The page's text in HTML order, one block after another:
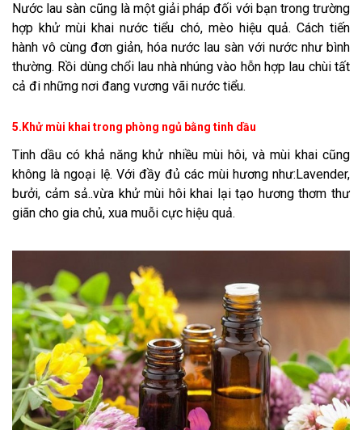
Nước lau sàn cũng là một giải pháp đối với bạn trong trường
hợp khử mùi khai nước tiểu chó, mèo hiệu quả. Cách tiến
hành vô cùng đơn giản, hóa nước lau sàn với nước như bình
thường. Rồi dùng chổi lau nhà nhúng vào hỗn hợp lau chùi tất
cả đi những nơi đang vương vãi nước tiểu.
5.Khử mùi khai trong phòng ngủ bằng tinh dầu
Tinh dầu có khả năng khử nhiều mùi hôi, và mùi khai cũng
không là ngoại lệ. Với đầy đủ các mùi hương như:Lavender,
bưởi, cảm sả..vừa khử mùi hôi khai lại tạo hương thơm thư
giãn cho gia chủ, xua muỗi cực hiệu quả.